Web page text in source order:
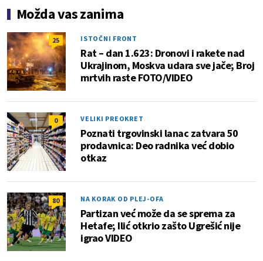
Možda vas zanima
25 ISTOČNI FRONT
Rat – dan 1.623: Dronovi i rakete nad
Ukrajinom, Moskva udara sve jače; Broj
mrtvih raste FOTO/VIDEO
0 VELIKI PREOKRET
Poznati trgovinski lanac zatvara 50
prodavnica: Deo radnika već dobio
otkaz
80 NA KORAK OD PLEJ-OFA
Partizan već može da se sprema za
Hetafe; Ilić otkrio zašto Ugrešić nije
igrao VIDEO